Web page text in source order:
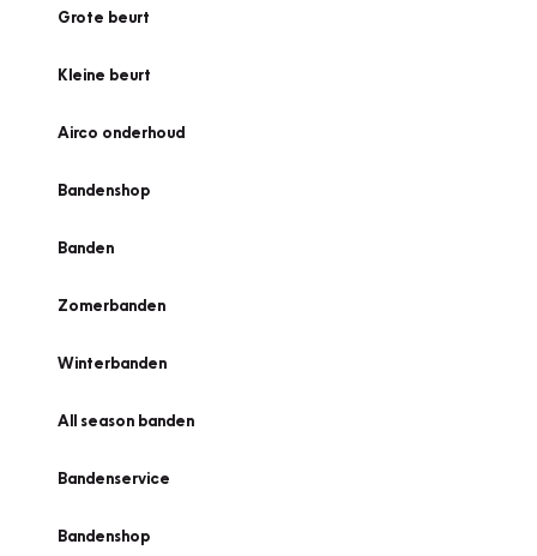
Grote beurt
Kleine beurt
Airco onderhoud
Bandenshop
Banden
Zomerbanden
Winterbanden
All season banden
Bandenservice
Bandenshop